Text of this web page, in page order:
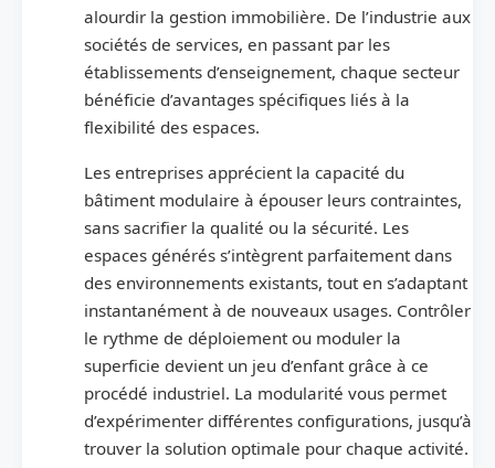
alourdir la gestion immobilière. De l’industrie aux
sociétés de services, en passant par les
établissements d’enseignement, chaque secteur
bénéficie d’avantages spécifiques liés à la
flexibilité des espaces.
Les entreprises apprécient la capacité du
bâtiment modulaire à épouser leurs contraintes,
sans sacrifier la qualité ou la sécurité. Les
espaces générés s’intègrent parfaitement dans
des environnements existants, tout en s’adaptant
instantanément à de nouveaux usages. Contrôler
le rythme de déploiement ou moduler la
superficie devient un jeu d’enfant grâce à ce
procédé industriel. La modularité vous permet
d’expérimenter différentes configurations, jusqu’à
trouver la solution optimale pour chaque activité.